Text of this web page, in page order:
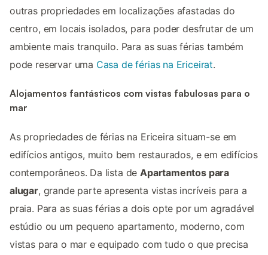
outras propriedades em localizações afastadas do
centro, em locais isolados, para poder desfrutar de um
ambiente mais tranquilo. Para as suas férias também
pode reservar uma Casa de férias na Ericeirat.
Alojamentos fantásticos com vistas fabulosas para o
mar
As propriedades de férias na Ericeira situam-se em
edifícios antigos, muito bem restaurados, e em edifícios
contemporâneos. Da lista de Apartamentos para
alugar, grande parte apresenta vistas incríveis para a
praia. Para as suas férias a dois opte por um agradável
estúdio ou um pequeno apartamento, moderno, com
vistas para o mar e equipado com tudo o que precisa